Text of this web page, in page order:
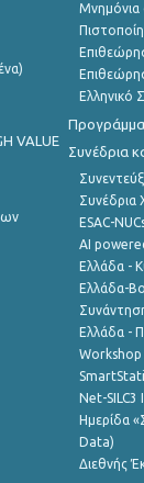
VALUE
Μνημόνια
Ελληνικό
Συνέδρια
ESAC-
AI
Ελλάδα -
Ελλάδα-
Ελλάδα -
Workshop
Net-
Ημερίδα
Data)
Διεθνής